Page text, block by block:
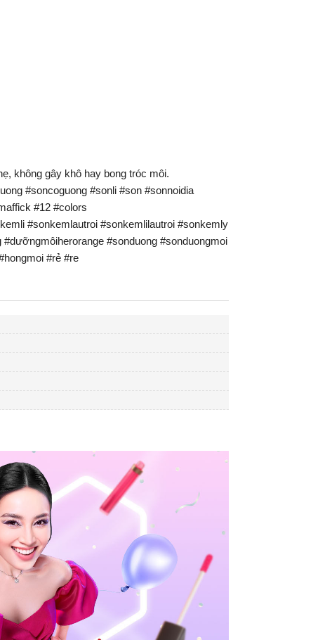
không gây khô hay bong tróc môi.
#soncoguong #sonli #son #sonnoidia
#12 #colors
#sonkemlautroi #sonkemlilautroi #sonkemly
#sonduong #sonduongmoi
#rẻ #re